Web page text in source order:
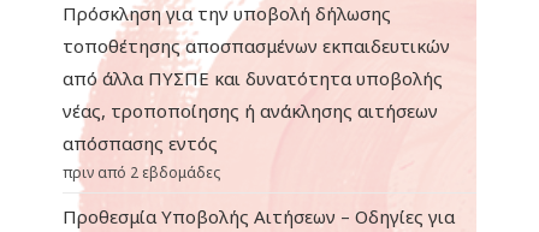
Πρόσκληση για την υποβολή δήλωσης
τοποθέτησης αποσπασμένων εκπαιδευτικών
από άλλα ΠΥΣΠΕ και δυνατότητα υποβολής
νέας, τροποποίησης ή ανάκλησης αιτήσεων
απόσπασης εντός
πριν από 2 εβδομάδες
Προθεσμία Υποβολής Αιτήσεων – Οδηγίες για